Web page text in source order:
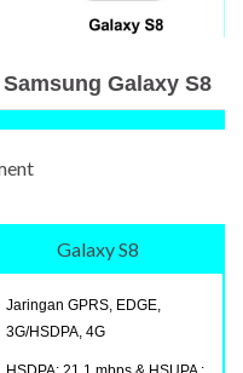
Galaxy S8
Galaxy S8
Jaringan GPRS, EDGE,
3G/HSDPA, 4G